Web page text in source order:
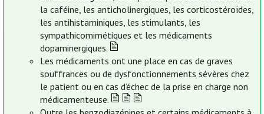
la caféine, les anticholinergiques, les corticostéroïdes,
les antihistaminiques, les stimulants, les
sympathicomimétiques et les médicaments
dopaminergiques.
Les médicaments ont une place en cas de graves
souffrances ou de dysfonctionnements sévères chez
le patient ou en cas d’échec de la prise en charge non
médicamenteuse.